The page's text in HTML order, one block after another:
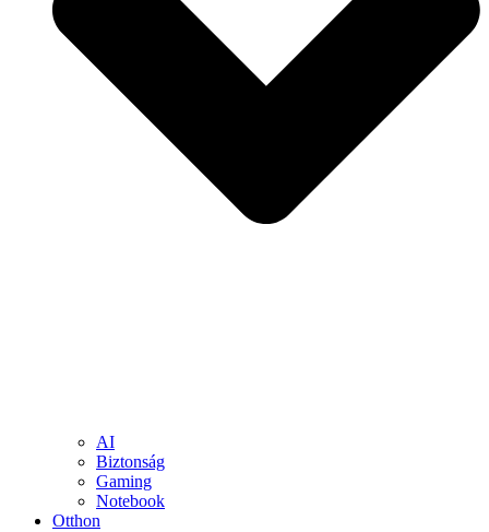
AI
Biztonság
Gaming
Notebook
Otthon